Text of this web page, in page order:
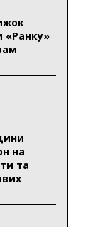
«Ранку»
на
та